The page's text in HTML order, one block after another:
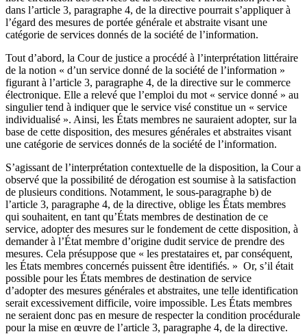
dans l’article 3, paragraphe 4, de la directive pourrait s’appliquer à
l’égard des mesures de portée générale et abstraite visant une
catégorie de services donnés de la société de l’information.
Tout d’abord, la Cour de justice a procédé à l’interprétation littéraire
de la notion « d’un service donné de la société de l’information »
figurant à l’article 3, paragraphe 4, de la directive sur le commerce
électronique. Elle a relevé que l’emploi du mot « service donné » au
singulier tend à indiquer que le service visé constitue un « service
individualisé ». Ainsi, les États membres ne sauraient adopter, sur la
base de cette disposition, des mesures générales et abstraites visant
une catégorie de services donnés de la société de l’information.
S’agissant de l’interprétation contextuelle de la disposition, la Cour a
observé que la possibilité de dérogation est soumise à la satisfaction
de plusieurs conditions. Notamment, le sous-paragraphe b) de
l’article 3, paragraphe 4, de la directive, oblige les États membres
qui souhaitent, en tant qu’États membres de destination de ce
service, adopter des mesures sur le fondement de cette disposition, à
demander à l’État membre d’origine dudit service de prendre des
mesures. Cela présuppose que « les prestataires et, par conséquent,
les États membres concernés puissent être identifiés. » Or, s’il était
possible pour les États membres de destination de service
d’adopter des mesures générales et abstraites, une telle identification
serait excessivement difficile, voire impossible. Les États membres
ne seraient donc pas en mesure de respecter la condition procédurale
pour la mise en œuvre de l’article 3, paragraphe 4, de la directive.